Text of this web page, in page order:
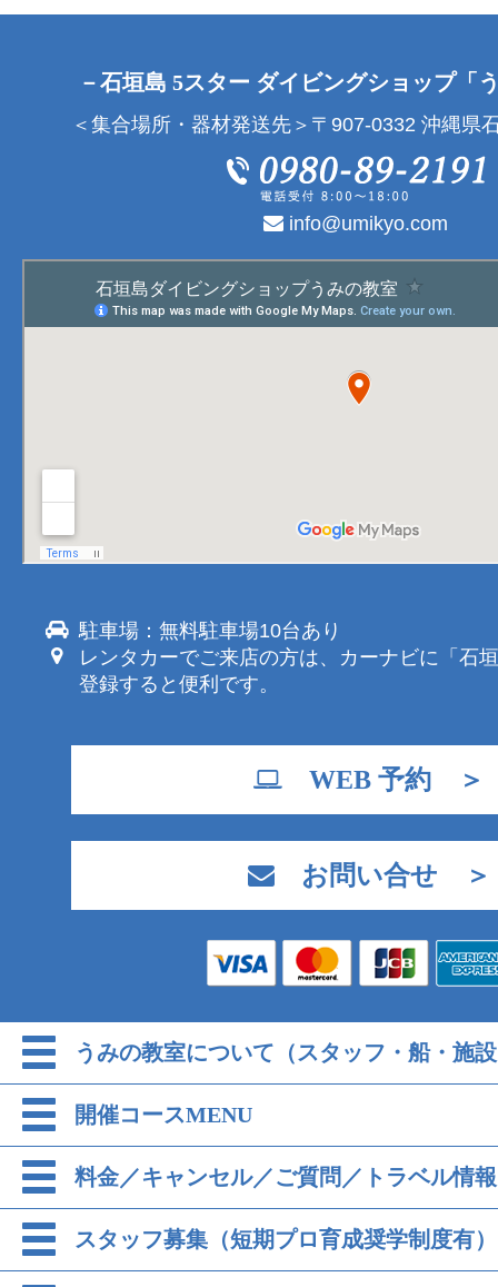
－石垣島 5スター ダイビングショップ「
＜集合場所・器材発送先＞〒907-0332 沖縄県
info@umikyo.com
駐車場：無料駐車場10台あり
レンタカーでご来店の方は、カーナビに「石
登録すると便利です。
WEB 予約 ＞
お問い合せ ＞
うみの教室について（スタッフ・船・施
開催コースMENU
料金／キャンセル／ご質問／トラベル情報
スタッフ募集（短期プロ育成奨学制度有）